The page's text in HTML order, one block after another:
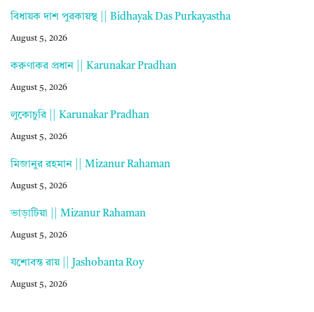
বিধায়ক দাশ পুরকায়স্থ || Bidhayak Das Purkayastha
August 5, 2026
করুণাকর প্রধান || Karunakar Pradhan
August 5, 2026
লুকোচুরি || Karunakar Pradhan
August 5, 2026
মিজানুর রহমান || Mizanur Rahaman
August 5, 2026
ভাড়াটিয়া || Mizanur Rahaman
August 5, 2026
যশোবন্ত রায় || Jashobanta Roy
August 5, 2026